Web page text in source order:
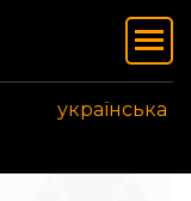
українська